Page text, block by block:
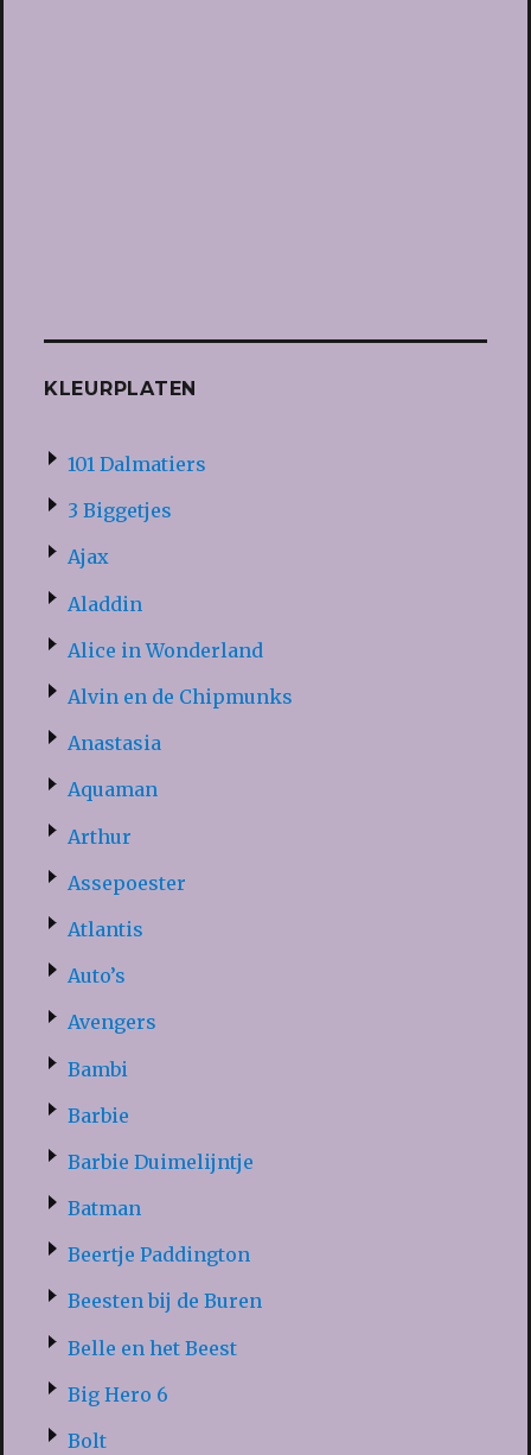
KLEURPLATEN
101 Dalmatiers
3 Biggetjes
Ajax
Aladdin
Alice in Wonderland
Alvin en de Chipmunks
Anastasia
Aquaman
Arthur
Assepoester
Atlantis
Auto’s
Avengers
Bambi
Barbie
Barbie Duimelijntje
Batman
Beertje Paddington
Beesten bij de Buren
Belle en het Beest
Big Hero 6
Bolt